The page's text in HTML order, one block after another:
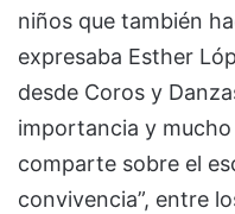
niños que también
expresaba Esther
desde Coros y
importancia y
comparte sobre el
convivencia”, entre